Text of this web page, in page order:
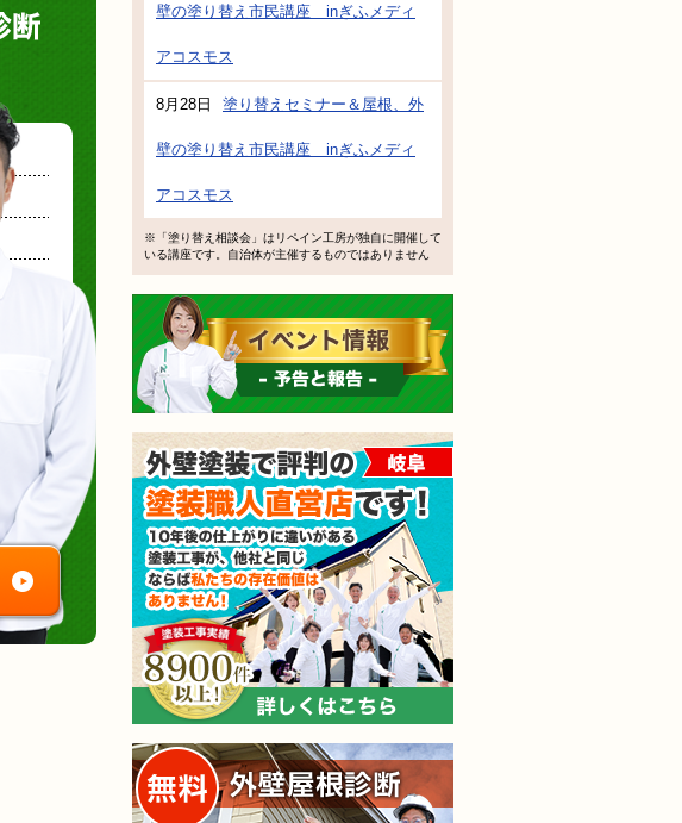
壁の塗り替え市民講座 inぎふメディ
アコスモス
8月28日 塗り替えセミナー＆屋根、外
壁の塗り替え市民講座 inぎふメディ
アコスモス
※「塗り替え相談会」はリペイン工房が独自に開催して
いる講座です。自治体が主催するものではありません
塗装や防水・雨漏り補修のご相談・ご質問・無
小さな塗装工事でもお願いできますか？
相見積もりで検討するけど、いいですか？
概算金額を教えてもらえますか？
など、お気軽にお問い合わせください。
土日祝も営業
やお問い合わせされても売り込みは一切いたしません！ ご相談だけのお電話
ご相談・ご質問・無料診断のご依頼フォームはこちら